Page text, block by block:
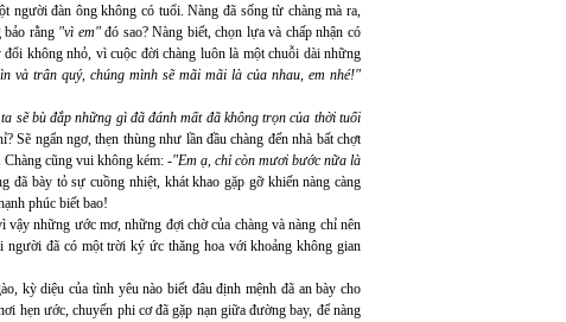
người đàn ông không có tuổi. Nàng đã sống từ chàng mà ra,
bảo rằng "vì em"đó sao? Nàng biết, chọn lựa và chấp nhận có
không nhỏ, vì cuộc đời chàng luôn là một chuỗi dài những
và trân quý, chúng mình sẽ mãi mãi là của nhau, em nhé!"
sẽ bù đắp những gì đã đánh mất đã không trọn của thời tuổi
Sẽ ngẩn ngơ, thẹn thùng như lần đầu chàng đến nhà bất chợt
cũng vui không kém: -"Em ạ, chỉ còn mươi bước nữa là
đã bày tỏ sự cuồng nhiệt, khát khao gặp gỡ khiến nàng càng
phúc biết bao!
vậy những ước mơ, những đợi chờ của chàng và nàng chỉ nên
người đã có một trời ký ức thăng hoa với khoảng không gian
kỳ diệu của tình yêu nào biết đâu định mệnh đã an bày cho
hẹn ước, chuyến phi cơ đã gặp nạn giữa đường bay, để nàng